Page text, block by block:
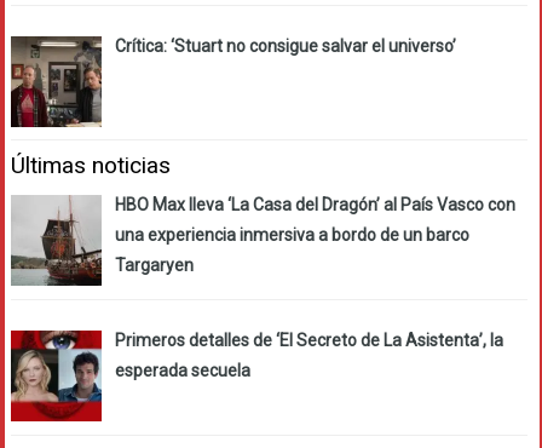
Crítica: ‘Stuart no consigue salvar el universo’
Últimas noticias
HBO Max lleva ‘La Casa del Dragón’ al País Vasco con
una experiencia inmersiva a bordo de un barco
Targaryen
Primeros detalles de ‘El Secreto de La Asistenta’, la
esperada secuela